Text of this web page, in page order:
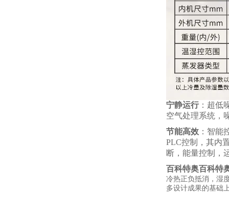
宁静运行：超低
空气处理系统，
节能高效 ：智能
PLC控制，其内
断，能量控制，
百科特奥百科特
冷热正负抵消，湿
多设计成果的基础